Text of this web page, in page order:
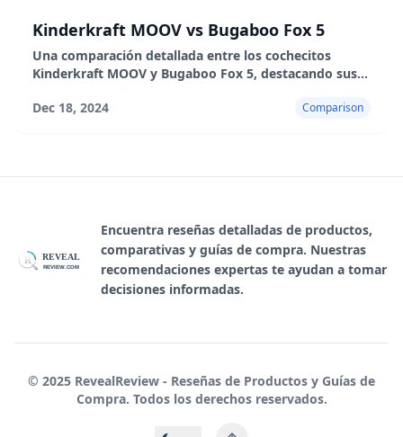
Kinderkraft MOOV vs Bugaboo Fox 5
Una comparación detallada entre los cochecitos
Kinderkraft MOOV y Bugaboo Fox 5, destacando sus
Dec 18, 2024
Comparison
R REVEAL
REVIEW.COM
Encuentra reseñas detalladas de productos,
comparativas y guías de compra. Nuestras
recomendaciones expertas te ayudan a tomar
decisiones informadas.
© 2025 RevealReview - Reseñas de Productos y Guías de
Compra. Todos los derechos reservados.